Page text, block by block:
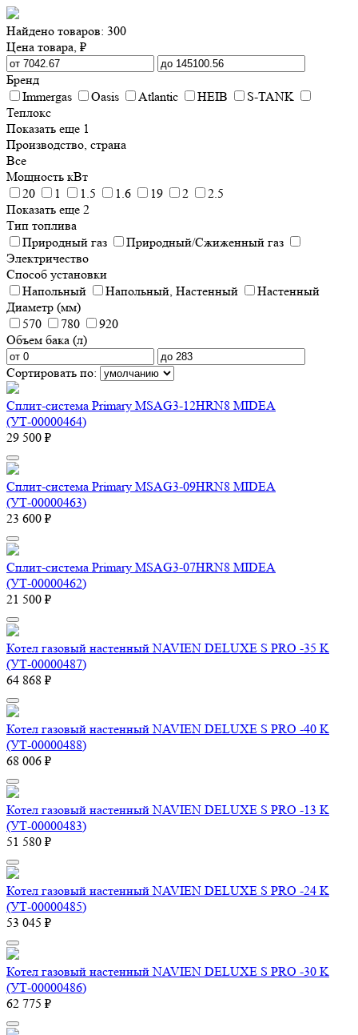
Найдено товаров: 300
Цена товара, ₽
Бренд
Immergas
Oasis Atlantic HEIB
S-TANK
Теплокс
Показать еще 1
Производство, страна
Все
Мощность кВт
20
1 1.5 1.6 19 2
2.5
Показать еще 2
Тип топлива
Природный газ
Природный/Сжиженный газ
Электричество
Способ установки
Напольный
Напольный, Настенный
Настенный
Диаметр (мм)
570
780
920
Объем бака (л)
Сортировать по:
Сплит-система Primary MSAG3-12HRN8 MIDEA
(УТ-00000464)
29 500 ₽
Сплит-система Primary MSAG3-09HRN8 MIDEA
(УТ-00000463)
23 600 ₽
Сплит-система Primary MSAG3-07HRN8 MIDEA
(УТ-00000462)
21 500 ₽
Котел газовый настенный NAVIEN DELUXE S PRO -35 K
(УТ-00000487)
64 868 ₽
Котел газовый настенный NAVIEN DELUXE S PRO -40 K
(УТ-00000488)
68 006 ₽
Котел газовый настенный NAVIEN DELUXE S PRO -13 K
(УТ-00000483)
51 580 ₽
Котел газовый настенный NAVIEN DELUXE S PRO -24 K
(УТ-00000485)
53 045 ₽
Котел газовый настенный NAVIEN DELUXE S PRO -30 K
(УТ-00000486)
62 775 ₽